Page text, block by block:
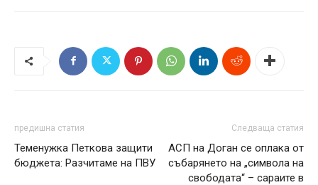
предишна статия
Теменужка Петкова защити
бюджета: Разчитаме на ПВУ
Следваща статия
АСП на Доган се оплака от
събарянето на „символа на
свободата“ – сараите в